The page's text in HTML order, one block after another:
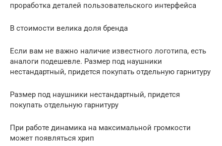
проработка деталей пользовательского интерфейса
В стоимости велика доля бренда
Если вам не важно наличие известного логотипа, есть
аналоги подешевле. Размер под наушники
нестандартный, придется покупать отдельную гарнитуру
Размер под наушники нестандартный, придется
покупать отдельную гарнитуру
При работе динамика на максимальной громкости
может появляться хрип